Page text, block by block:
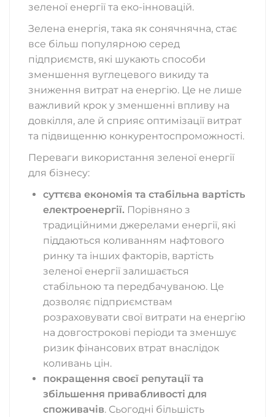
зеленої енергії та еко-інновацій.
Зелена енергія, така як сонячнячна, стає
все більш популярною серед
підприємств, які шукають способи
зменшення вуглецевого викиду та
зниження витрат на енергію. Це не лише
важливий крок у зменшенні впливу на
довкілля, але й сприяє оптимізації витрат
та підвищенню конкурентоспроможності.
Переваги використання зеленої енергії
для бізнесу:
суттєва економія та стабільна вартість
електроенергії. Порівняно з
традиційними джерелами енергії, які
піддаються коливанням нафтового
ринку та інших факторів, вартість
зеленої енергії залишається
стабільною та передбачуваною. Це
дозволяє підприємствам
розраховувати свої витрати на енергію
на довгострокові періоди та зменшує
ризик фінансових втрат внаслідок
коливань цін.
покращення своєї репутації та
збільшення привабливості для
споживачів. Сьогодні більшість